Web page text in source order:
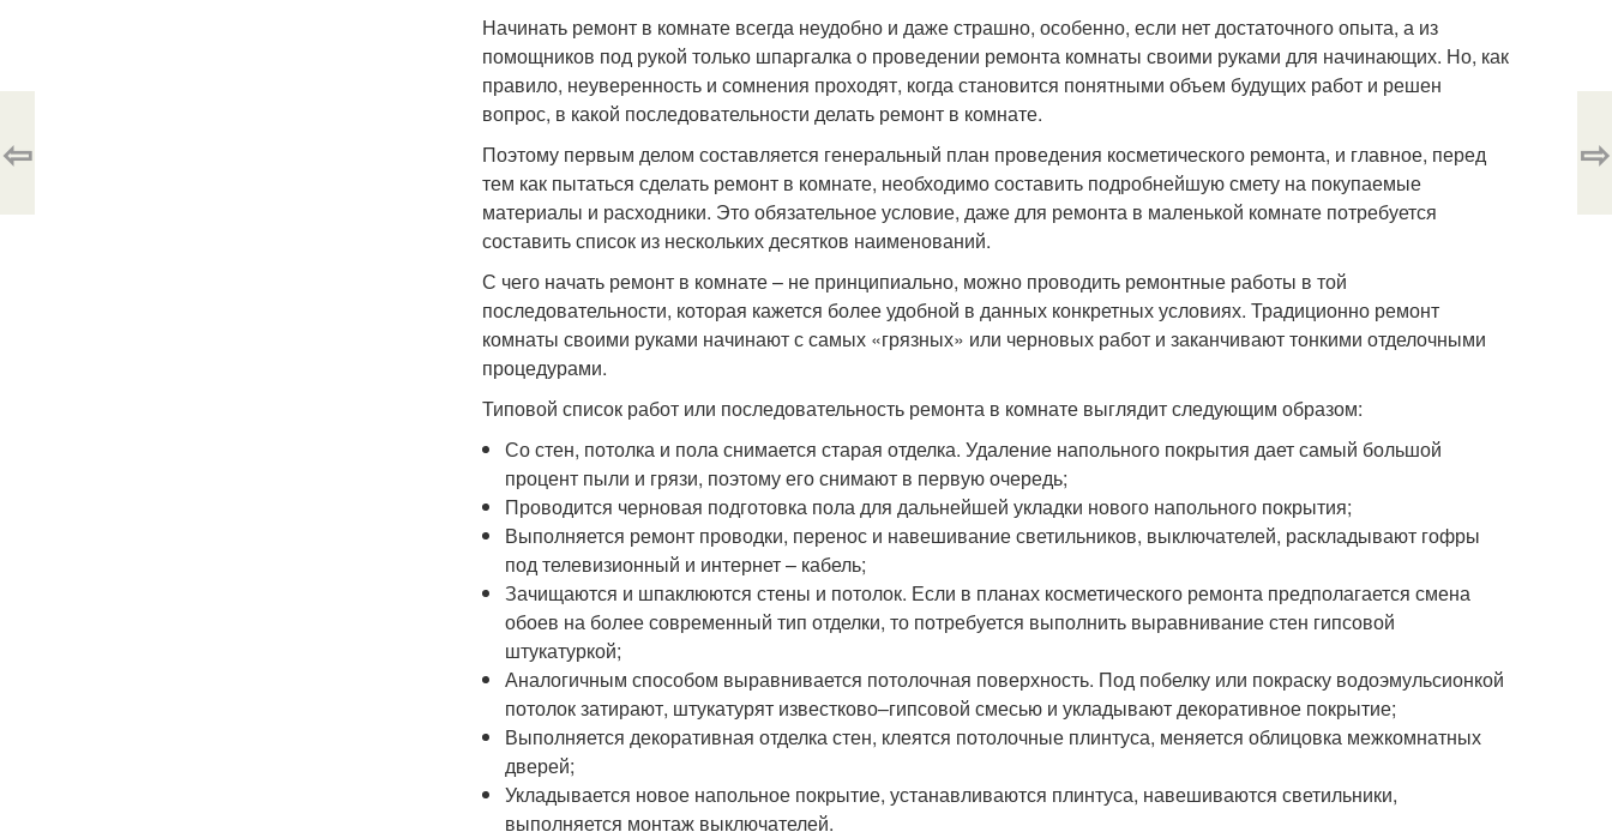
Начинать ремонт в комнате всегда неудобно и даже страшно, особенно, если нет достаточного опыта, а из
помощников под рукой только шпаргалка о проведении ремонта комнаты своими руками для начинающих. Но, как
правило, неуверенность и сомнения проходят, когда становится понятными объем будущих работ и решен
вопрос, в какой последовательности делать ремонт в комнате.
Поэтому первым делом составляется генеральный план проведения косметического ремонта, и главное, перед
тем как пытаться сделать ремонт в комнате, необходимо составить подробнейшую смету на покупаемые
материалы и расходники. Это обязательное условие, даже для ремонта в маленькой комнате потребуется
составить список из нескольких десятков наименований.
С чего начать ремонт в комнате – не принципиально, можно проводить ремонтные работы в той
последовательности, которая кажется более удобной в данных конкретных условиях. Традиционно ремонт
комнаты своими руками начинают с самых «грязных» или черновых работ и заканчивают тонкими отделочными
процедурами.
Типовой список работ или последовательность ремонта в комнате выглядит следующим образом:
Со стен, потолка и пола снимается старая отделка. Удаление напольного покрытия дает самый большой
процент пыли и грязи, поэтому его снимают в первую очередь;
Проводится черновая подготовка пола для дальнейшей укладки нового напольного покрытия;
Выполняется ремонт проводки, перенос и навешивание светильников, выключателей, раскладывают гофры
под телевизионный и интернет – кабель;
Зачищаются и шпаклюются стены и потолок. Если в планах косметического ремонта предполагается смена
обоев на более современный тип отделки, то потребуется выполнить выравнивание стен гипсовой
штукатуркой;
Аналогичным способом выравнивается потолочная поверхность. Под побелку или покраску водоэмульсионкой
потолок затирают, штукатурят известково–гипсовой смесью и укладывают декоративное покрытие;
Выполняется декоративная отделка стен, клеятся потолочные плинтуса, меняется облицовка межкомнатных
дверей;
Укладывается новое напольное покрытие, устанавливаются плинтуса, навешиваются светильники,
выполняется монтаж выключателей.
⇦ ⇨